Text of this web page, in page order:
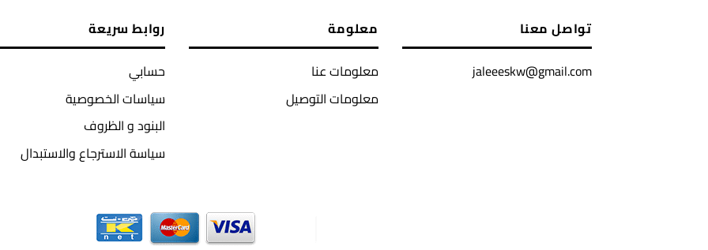
تواصل معنا
jaleeeskw@gmail.com
معلومة
معلومات عنا
معلومات التوصيل
روابط سريعة
حسابي
سياسات الخصوصية
البنود و الظروف
سياسة الاسترجاع والاستبدال